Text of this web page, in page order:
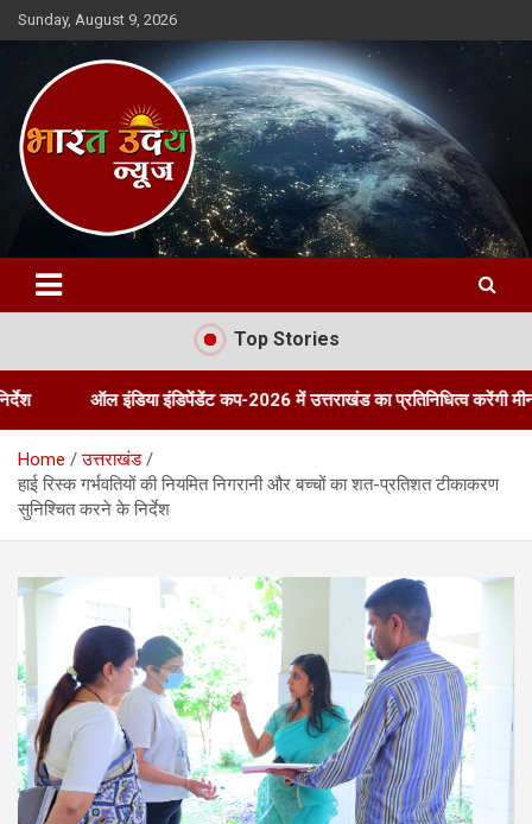
Skip
to
Sunday, August 9, 2026
Bharat Uday News
Top Stories
इंडिया इंडिपेंडेंट कप-2026 में उत्तराखंड का प्रतिनिधित्व करेंगी मीना रावत
Home
उत्तराखंड
हाई रिस्क गर्भवतियों की नियमित निगरानी और बच्चों का शत-प्रतिशत टीकाकरण
सुनिश्चित करने के निर्देश